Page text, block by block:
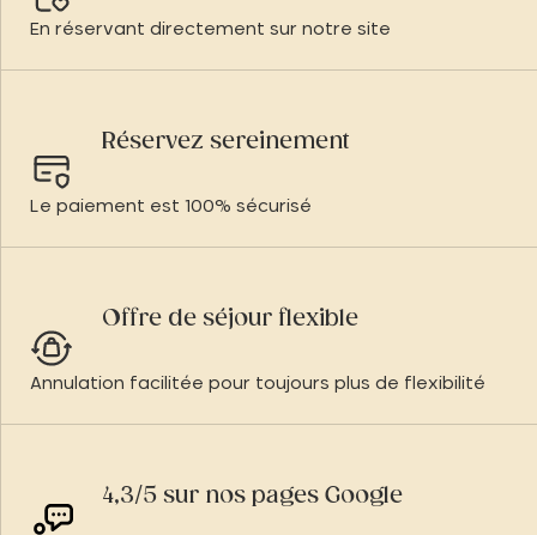
En réservant directement sur notre site
Réservez sereinement
Le paiement est 100% sécurisé
Offre de séjour flexible
Annulation facilitée pour toujours plus de flexibilité
4,3/5 sur nos pages Google